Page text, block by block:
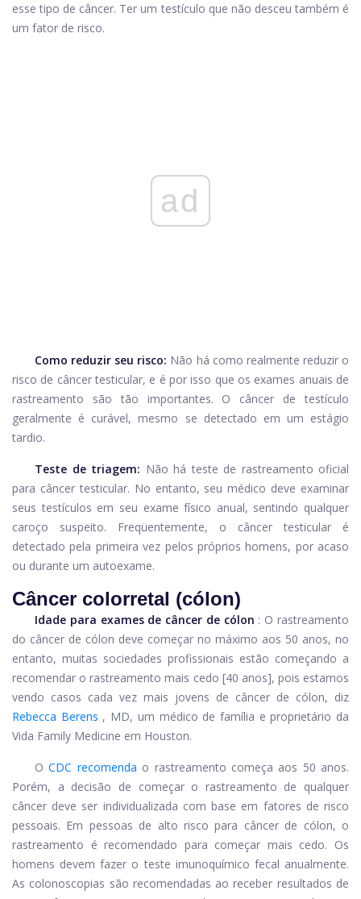
esse tipo de câncer. Ter um testículo que não desceu também é
um fator de risco.
ad
Como reduzir seu risco: Não há como realmente reduzir o
risco de câncer testicular, e é por isso que os exames anuais de
rastreamento são tão importantes. O câncer de testículo
geralmente é curável, mesmo se detectado em um estágio
tardio.
Teste de triagem: Não há teste de rastreamento oficial
para câncer testicular. No entanto, seu médico deve examinar
seus testículos em seu exame físico anual, sentindo qualquer
caroço suspeito. Freqüentemente, o câncer testicular é
detectado pela primeira vez pelos próprios homens, por acaso
ou durante um autoexame.
Câncer colorretal (cólon)
Idade para exames de câncer de cólon : O rastreamento
do câncer de cólon deve começar no máximo aos 50 anos, no
entanto, muitas sociedades profissionais estão começando a
recomendar o rastreamento mais cedo [40 anos], pois estamos
vendo casos cada vez mais jovens de câncer de cólon, diz
Rebecca Berens , MD, um médico de família e proprietário da
Vida Family Medicine em Houston.
O CDC recomenda o rastreamento começa aos 50 anos.
Porém, a decisão de começar o rastreamento de qualquer
câncer deve ser individualizada com base em fatores de risco
pessoais. Em pessoas de alto risco para câncer de cólon, o
rastreamento é recomendado para começar mais cedo. Os
homens devem fazer o teste imunoquímico fecal anualmente.
As colonoscopias são recomendadas ao receber resultados de